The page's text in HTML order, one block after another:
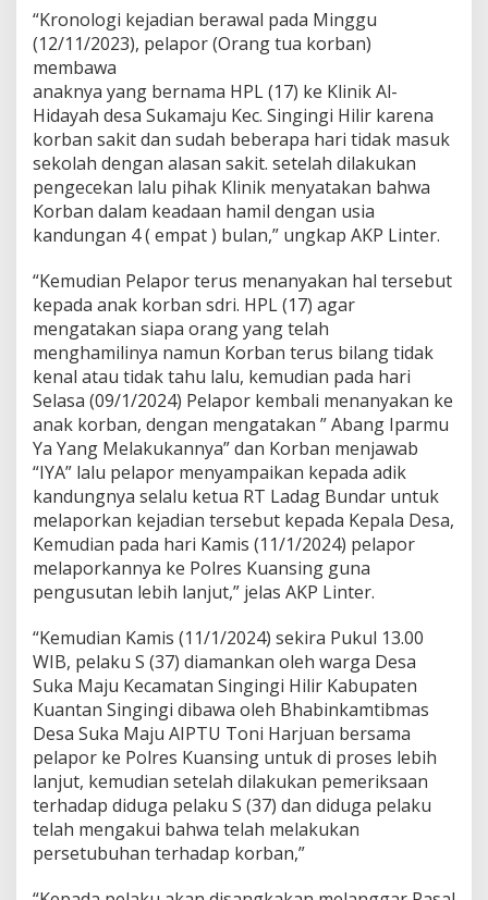
b
a
a
h
U
m
u
r
“Kronologi kejadian berawal pada Minggu
(12/11/2023), pelapor (Orang tua korban)
membawa
anaknya yang bernama HPL (17) ke Klinik Al-
Hidayah desa Sukamaju Kec. Singingi Hilir karena
korban sakit dan sudah beberapa hari tidak masuk
sekolah dengan alasan sakit. setelah dilakukan
pengecekan lalu pihak Klinik menyatakan bahwa
Korban dalam keadaan hamil dengan usia
kandungan 4 ( empat ) bulan,” ungkap AKP Linter.
“Kemudian Pelapor terus menanyakan hal tersebut
kepada anak korban sdri. HPL (17) agar
mengatakan siapa orang yang telah
menghamilinya namun Korban terus bilang tidak
kenal atau tidak tahu lalu, kemudian pada hari
Selasa (09/1/2024) Pelapor kembali menanyakan ke
anak korban, dengan mengatakan ” Abang Iparmu
Ya Yang Melakukannya” dan Korban menjawab
“IYA” lalu pelapor menyampaikan kepada adik
kandungnya selalu ketua RT Ladag Bundar untuk
melaporkan kejadian tersebut kepada Kepala Desa,
Kemudian pada hari Kamis (11/1/2024) pelapor
melaporkannya ke Polres Kuansing guna
pengusutan lebih lanjut,” jelas AKP Linter.
“Kemudian Kamis (11/1/2024) sekira Pukul 13.00
WIB, pelaku S (37) diamankan oleh warga Desa
Suka Maju Kecamatan Singingi Hilir Kabupaten
Kuantan Singingi dibawa oleh Bhabinkamtibmas
Desa Suka Maju AIPTU Toni Harjuan bersama
pelapor ke Polres Kuansing untuk di proses lebih
lanjut, kemudian setelah dilakukan pemeriksaan
terhadap diduga pelaku S (37) dan diduga pelaku
telah mengakui bahwa telah melakukan
persetubuhan terhadap korban,”